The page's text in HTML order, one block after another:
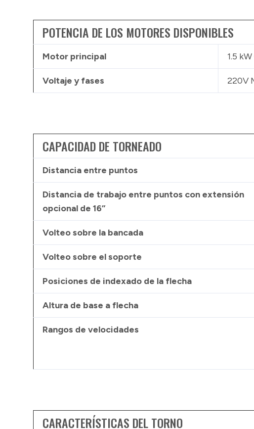
POTENCIA DE LOS MOTORES DISPONIBLES
Motor principal 1.5
Voltaje y fases 220V
CAPACIDAD DE TORNEADO
Distancia entre puntos
Distancia de trabajo entre puntos con extensión
opcional de 16”
Volteo sobre la bancada
Volteo sobre el soporte
Posiciones de indexado de la flecha
Altura de base a flecha
Rangos de velocidades
CARACTERÍSTICAS DEL TORNO